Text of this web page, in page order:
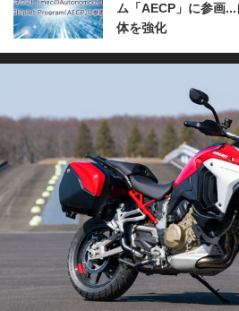
ム「AECP」に参画
体を強化